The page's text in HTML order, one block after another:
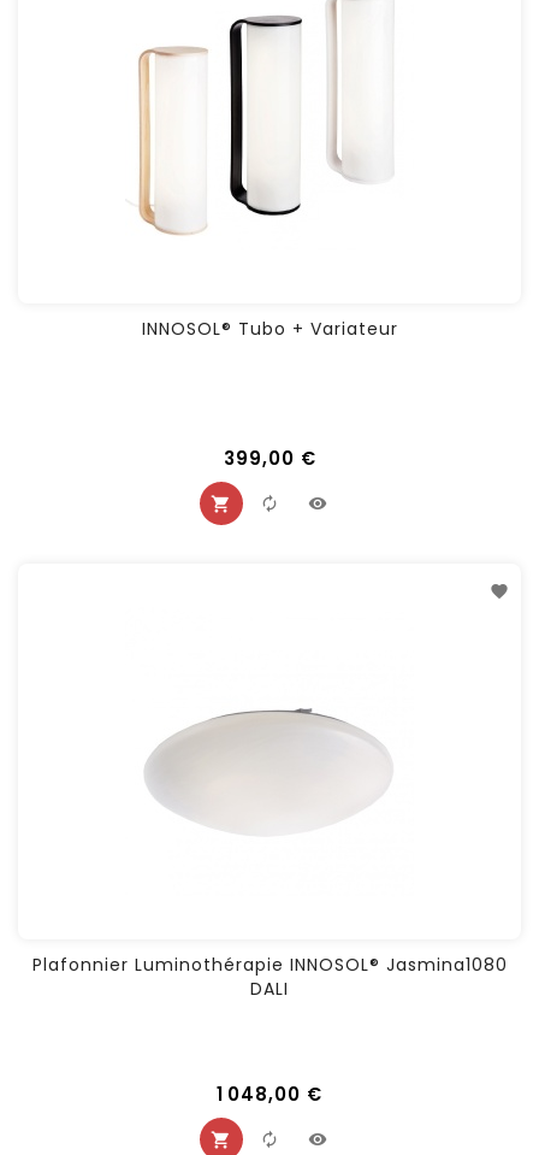
INNOSOL® Tubo + Variateur
399,00 €
Plafonnier Luminothérapie INNOSOL® Jasmina1080
DALI
1 048,00 €